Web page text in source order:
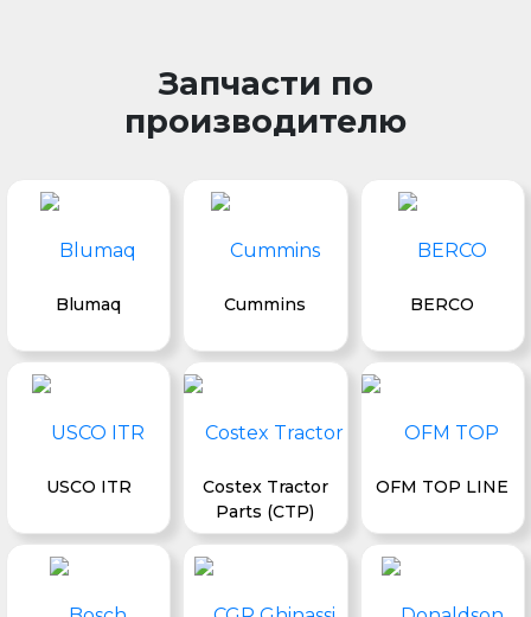
Запчасти по
производителю
Blumaq Cummins BERCO
USCO ITR
Costex Tractor
Parts (CTP)
OFM TOP LINE